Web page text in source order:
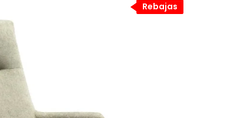
Rebajas
Rebajas